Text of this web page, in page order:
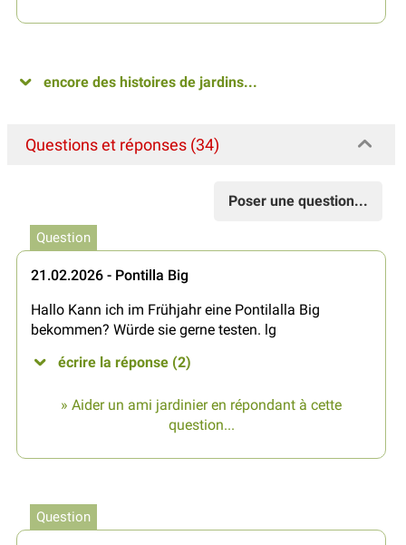
encore des histoires de jardins...
Questions et réponses (34)
Poser une question...
Question
21.02.2026 - Pontilla Big
Hallo Kann ich im Frühjahr eine Pontilalla Big
bekommen? Würde sie gerne testen. lg
écrire la réponse (2)
» Aider un ami jardinier en répondant à cette
question...
Question